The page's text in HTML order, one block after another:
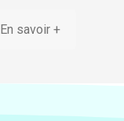
En savoir +